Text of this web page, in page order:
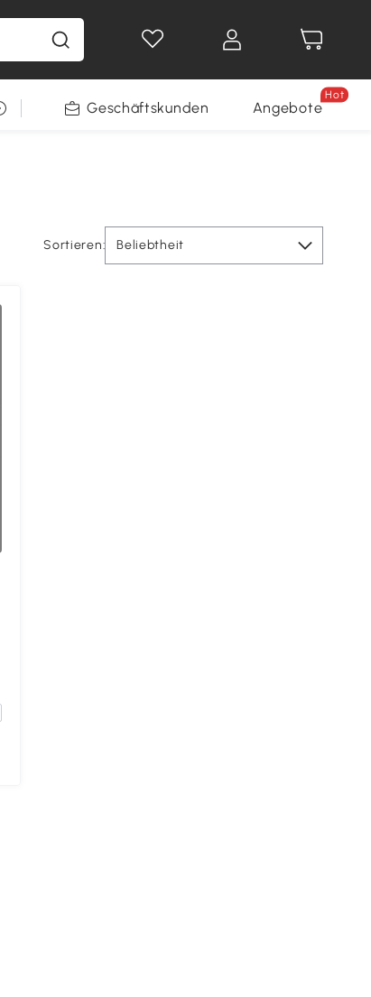
Gewinnspiele
RestpostenGeschäftskunden Angebote
Hot
Sortieren: Beliebtheit